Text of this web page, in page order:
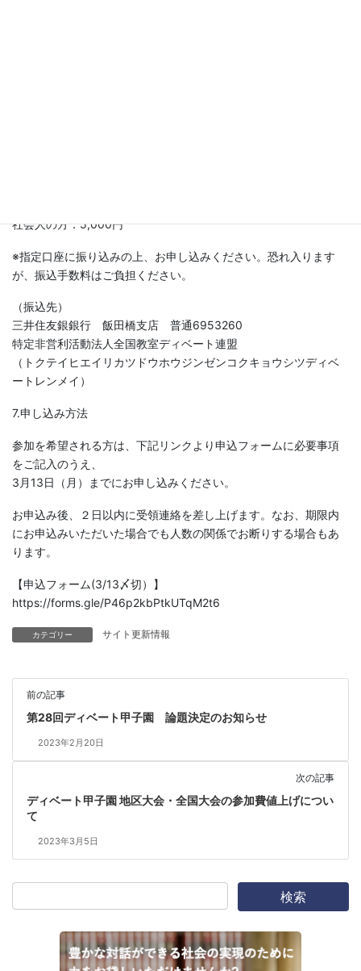
社会人の方：5,000円
※指定口座に振り込みの上、お申し込みください。恐れ入ります
が、振込手数料はご負担ください。
（振込先）
三井住友銀銀行 飯田橋支店 普通6953260
特定非営利活動法人全国教室ディベート連盟
（トクテイヒエイリカツドウホウジンゼンコクキョウシツディベ
ートレンメイ）
7.申し込み方法
参加を希望される方は、下記リンクより申込フォームに必要事項
をご記入のうえ、
3月13日（月）までにお申し込みください。
お申込み後、２日以内に受領連絡を差し上げます。なお、期限内
にお申込みいただいた場合でも人数の関係でお断りする場合もあ
ります。
【申込フォーム(3/13〆切）】
https://forms.gle/P46p2kbPtkUTqM2t6
カテゴリー サイト更新情報
前の記事
第28回ディベート甲子園 論題決定のお知らせ
2023年2月20日
次の記事
ディベート甲子園 地区大会・全国大会の参加費値上げについ
て
2023年3月5日